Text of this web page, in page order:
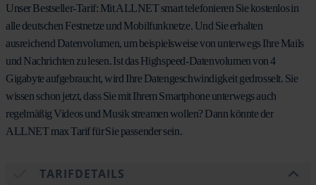
Unser Bestseller-Tarif: Mit ALLNET smart telefonieren Sie kostenlos in
alle deutschen Festnetze und Mobilfunknetze. Und Sie erhalten
ausreichend Datenvolumen, um beispielsweise von unterwegs Ihre Mails
und Nachrichten zu lesen. Ist das Highspeed-Datenvolumen von 4
Gigabyte aufgebraucht, wird Ihre Datengeschwindigkeit gedrosselt. Sie
wissen schon jetzt, dass Sie mit Ihrem Smartphone unterwegs auch
regelmäßig Videos und Musik streamen wollen? Dann könnte der
ALLNET max Tarif für Sie passender sein.
TARIFDETAILS